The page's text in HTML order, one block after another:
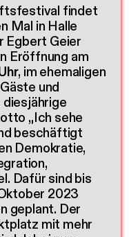
findet
Mal in Halle
Egbert Geier
Eröffnung am
, im ehemaligen
und
„Ich sehe
beschäftigt
Demokratie,
Dafür sind bis
2023
geplant. Der
mit mehr